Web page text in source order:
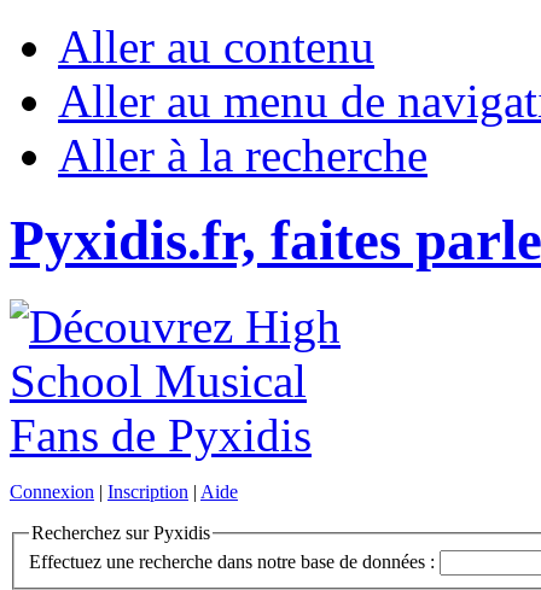
Aller au contenu
Aller au menu de
Aller à la recherche
Pyxidis.fr, faites
Connexion | Inscription | Aide
Recherchez sur Pyxidis
Effectuez une recherche dans notre base de données :